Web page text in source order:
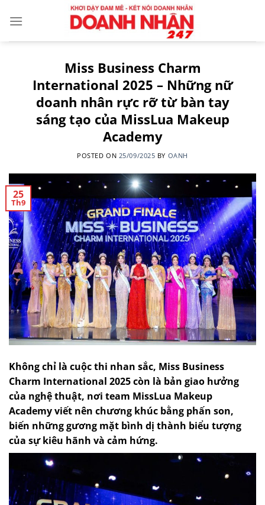
Miss Business Charm
International 2025 – Những nữ
doanh nhân rực rỡ từ bàn tay
sáng tạo của MissLua Makeup
Academy
POSTED ON 25/09/2025 BY OANH
25
Th9
Không chỉ là cuộc thi nhan sắc, Miss Business
Charm International 2025 còn là bản giao hưởng
của nghệ thuật, nơi team MissLua Makeup
Academy viết nên chương khúc bằng phấn son,
biến những gương mặt bình dị thành biểu tượng
của sự kiêu hãnh và cảm hứng.